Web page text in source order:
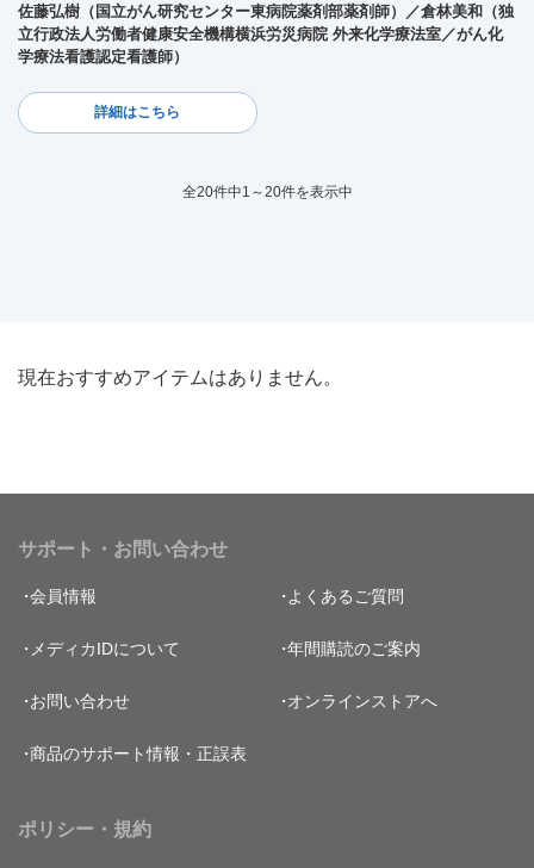
佐藤弘樹（国立がん研究センター東病院薬剤部薬剤師）／倉林美和（独
立行政法人労働者健康安全機構横浜労災病院 外来化学療法室／がん化
学療法看護認定看護師）
詳細はこちら
全20件中1～20件を表示中
現在おすすめアイテムはありません。
サポート・お問い合わせ
会員情報 よくあるご質問
メディカIDについて 年間購読のご案内
お問い合わせ オンラインストアへ
商品のサポート情報・正誤表
ポリシー・規約